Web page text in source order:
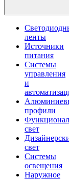
ленты
Источники
питания
Системы
управления
и
профили
свет
свет
Системы
освещения
Наружное